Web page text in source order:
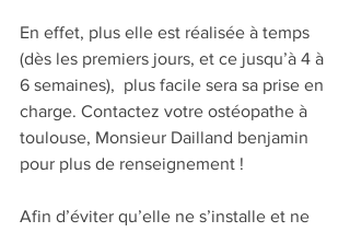
En effet, plus elle est réalisée à temps
(dès les premiers jours, et ce jusqu’à 4 à
6 semaines),  plus facile sera sa prise en
charge. Contactez votre ostéopathe à
toulouse, Monsieur Dailland benjamin
pour plus de renseignement !
Afin d’éviter qu’elle ne s’installe et ne